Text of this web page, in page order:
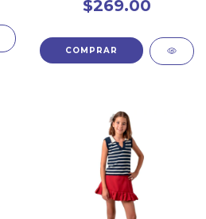
$269.00
COMPRAR